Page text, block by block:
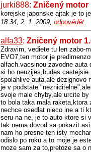
jurki888: Zničený motor
korejske japonske ajtak je to
18.34, 2. 1. 2009, odpovědět
alfa33: Zničený motor
Zdravim, vediete tu len zabo-
EVO7,ten motor je
alfach.vacsinou zavodne
si ho neuzijes,budes
spolahlive auta,ale dezignovo
je v podstate
svoje male chyby,ale urcite
to bola taka mala raketa,ktora
nechce osedlat nieco ine.a ti
seru na ne, je to auto ktore si
tak nema dovod sa
nam ho presne ten isty
odislo po roku a to moje je
moze sam za to,pretoze sa o